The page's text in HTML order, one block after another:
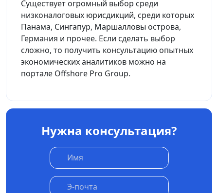
Существует огромный выбор среди
низконалоговых юрисдикций, среди которых
Панама, Сингапур, Маршалловы острова,
Германия и прочее. Если сделать выбор
сложно, то получить консультацию опытных
экономических аналитиков можно на
портале Offshore Pro Group.
Нужна консультация?